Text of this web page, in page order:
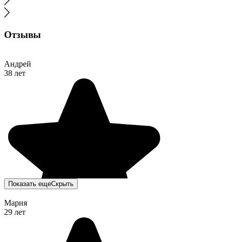
Отзывы
Андрей
38 лет
Показать ещеСкрыть
Мария
29 лет